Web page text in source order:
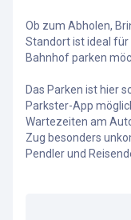
Ob zum Abholen,
Standort ist ideal für
Bahnhof parken
Das Parken ist hier
Parkster-App
Wartezeiten am
Zug besonders
Pendler und